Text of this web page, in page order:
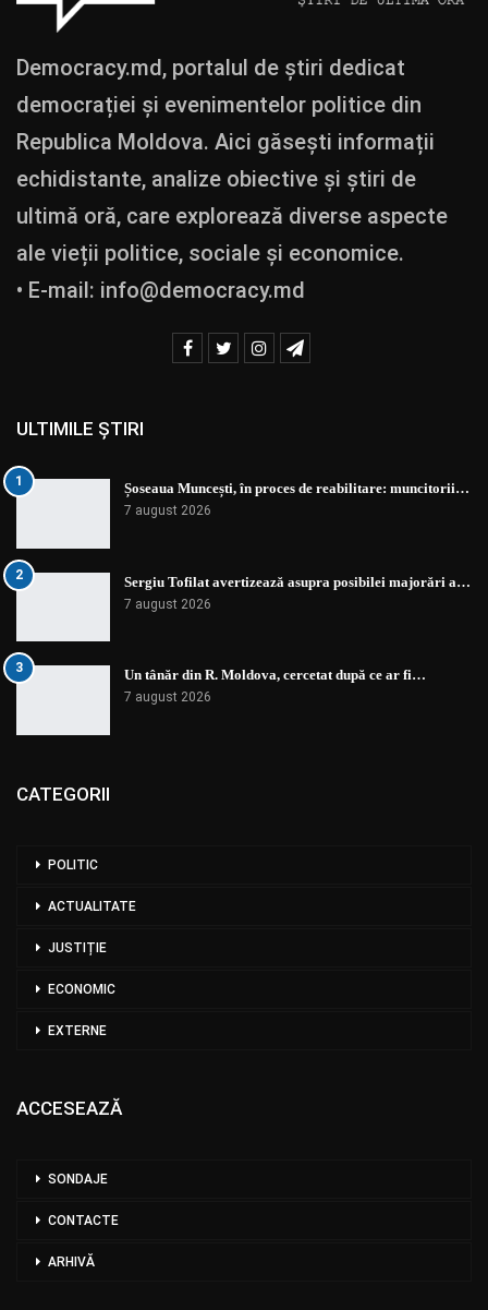
Democracy.md, portalul de știri dedicat
democrației și evenimentelor politice din
Republica Moldova. Aici găsești informații
echidistante, analize obiective și știri de
ultimă oră, care explorează diverse aspecte
ale vieții politice, sociale și economice.
• E-mail: info@democracy.md
ULTIMILE ȘTIRI
1 Șoseaua Muncești, în proces de reabilitare: muncitorii…
7 august 2026
2 Sergiu Tofilat avertizează asupra posibilei majorări a…
7 august 2026
3 Un tânăr din R. Moldova, cercetat după ce ar fi…
7 august 2026
CATEGORII
POLITIC
ACTUALITATE
JUSTIȚIE
ECONOMIC
EXTERNE
ACCESEAZĂ
SONDAJE
CONTACTE
ARHIVĂ